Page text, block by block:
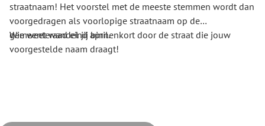
straatnaam! Het voorstel met de meeste stemmen wordt dan
voorgedragen als voorlopige straatnaam op de
gemeenteraad eind april.
Wie weet wandel jij binnenkort door de straat die jouw
voorgestelde naam draagt!